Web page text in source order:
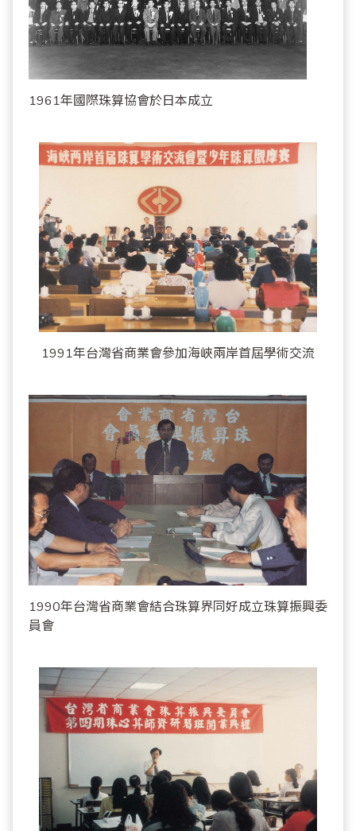
1961年國際珠算協會於日本成立
1991年台灣省商業會參加海峽兩岸首屆學術交流
1990年台灣省商業會結合珠算界同好成立珠算振興委
員會